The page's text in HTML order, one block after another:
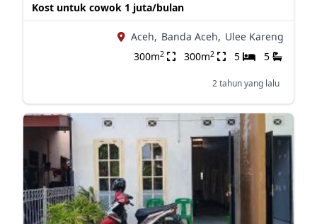
Kost untuk cowok 1 juta/bulan
Aceh, Banda Aceh, Ulee Kareng
300m2 300m2 5 5
2 tahun yang lalu